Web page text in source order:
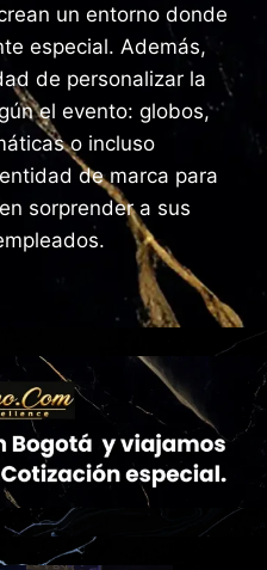
un entorno donde
especial. Además,
de personalizar la
el evento: globos,
o incluso
de marca para
sorprender a sus